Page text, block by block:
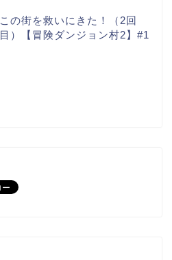
この街を救いにきた！（2回
目）【冒険ダンジョン村2】#1